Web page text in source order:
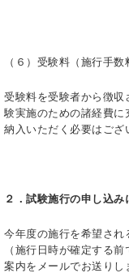
（６）受験料（施行手
受験料を受験者から徴
験実施のための諸経費
納入いただく必要はござ
２．試験施行の申し込み
今年度の施行を希望さ
（施行日時が確定する
案内をメールでお送りし